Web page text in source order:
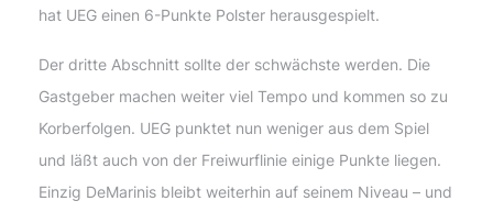
hat UEG einen 6-Punkte Polster herausgespielt.
Der dritte Abschnitt sollte der schwächste werden. Die
Gastgeber machen weiter viel Tempo und kommen so zu
Korberfolgen. UEG punktet nun weniger aus dem Spiel
und läßt auch von der Freiwurflinie einige Punkte liegen.
Einzig DeMarinis bleibt weiterhin auf seinem Niveau – und